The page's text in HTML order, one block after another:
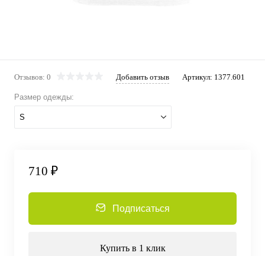
Отзывов: 0 Добавить отзыв Артикул: 1377.601
Размер одежды:
S
710 ₽
Подписаться
Купить в 1 клик